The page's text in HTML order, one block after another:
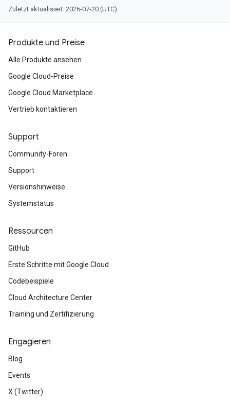
Zuletzt aktualisiert: 2026-07-20 (UTC).
Produkte und Preise
Alle Produkte ansehen
Google Cloud-Preise
Google Cloud Marketplace
Vertrieb kontaktieren
Support
Community-Foren
Support
Versionshinweise
Systemstatus
Ressourcen
GitHub
Erste Schritte mit Google Cloud
Codebeispiele
Cloud Architecture Center
Training und Zertifizierung
Engagieren
Blog
Events
X (Twitter)